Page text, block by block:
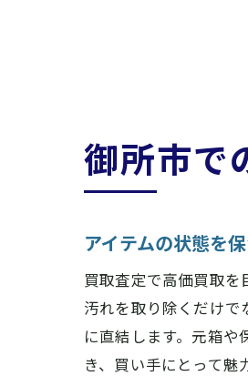
御所市で
アイテムの状態を
買取査定で高価買取
汚れを取り除くだけ
に直結します。元箱
き、買い手にとって魅